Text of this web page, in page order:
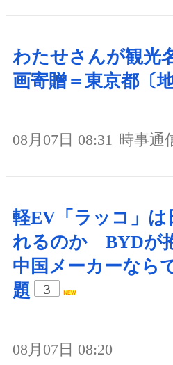
わたせさんが観光
画寄贈＝東京都〔地
08月07日 08:31 時事通
軽EV「ラッコ」は
れるのか BYDが
中国メーカーなら
題
3
08月07日 08:20